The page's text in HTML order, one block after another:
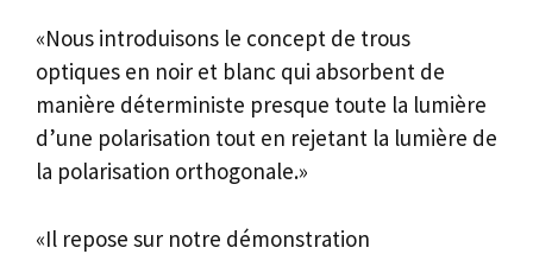
«Nous introduisons le concept de trous
optiques en noir et blanc qui absorbent de
manière déterministe presque toute la lumière
d’une polarisation tout en rejetant la lumière de
la polarisation orthogonale.»
«Il repose sur notre démonstration